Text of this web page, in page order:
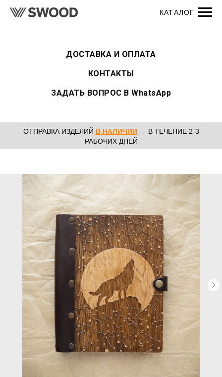
ДОСТАВКА И ОПЛАТА
КОНТАКТЫ
ЗАДАТЬ ВОПРОС В WhatsApp
ОТПРАВКА ИЗДЕЛИЙ В НАЛИЧИИ— В ТЕЧЕНИЕ 2-3
РАБОЧИХ ДНЕЙ